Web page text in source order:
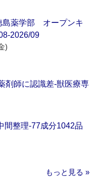
薬学部 オープンキ
2026/09
)
剤師に認識差‐獣医療専
間整理‐77成分1042品
もっと見る »